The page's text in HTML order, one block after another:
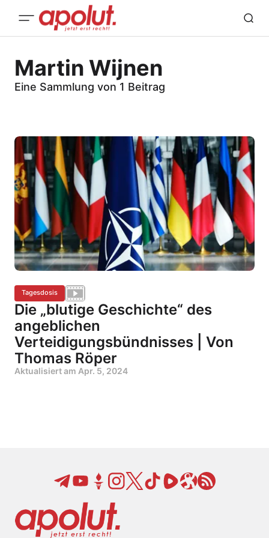
Martin Wijnen
Eine Sammlung von 1 Beitrag
Tagesdosis
Die „blutige Geschichte“ des
angeblichen
Verteidigungsbündnisses | Von
Thomas Röper
Aktualisiert am Apr. 5, 2024